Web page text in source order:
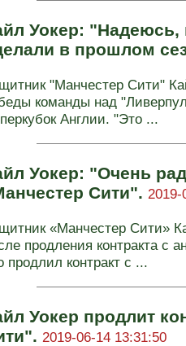
Уокер:
в прошлом
"Манчестер Сити"
команды над
Англии. "Это ...
Уокер: "Очень
Сити". 2019-
«Манчестер Сити»
продления контракта с
продлил контракт с ...
Уокер продлит
2019-06-14 13:31:50